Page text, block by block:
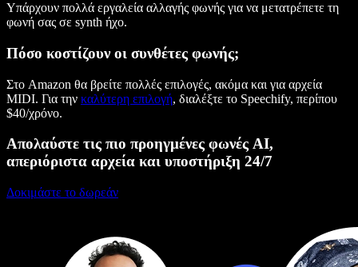
Υπάρχουν πολλά εργαλεία αλλαγής φωνής για να μετατρέπετε τη
φωνή σας σε synth ήχο.
Πόσο κοστίζουν οι συνθέτες φωνής;
Στο Amazon θα βρείτε πολλές επιλογές, ακόμα και για αρχεία
MIDI. Για την καλύτερη επιλογή, διαλέξτε το Speechify, περίπου
$40/χρόνο.
Απολαύστε τις πιο προηγμένες φωνές AI,
απεριόριστα αρχεία και υποστήριξη 24/7
Δοκιμάστε το δωρεάν